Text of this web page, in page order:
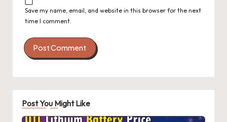
Save my name, email, and website in this browser for the next
time I comment.
Post You Might Like